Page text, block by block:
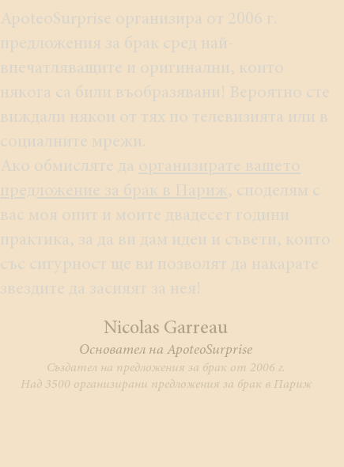
ApoteoSurprise организира от 2006 г.
предложения за брак сред най-
впечатляващите и оригинални, които
някога са били въобразявани! Вероятно сте
виждали някои от тях по телевизията или в
социалните мрежи.
Ако обмисляте да организирате вашето
предложение за брак в Париж, споделям с
вас моя опит и моите двадесет години
практика, за да ви дам идеи и съвети, които
със сигурност ще ви позволят да накарате
звездите да засияят за нея!
​Nicolas Garreau
Основател на ApoteoSurprise
Създател на предложения за брак от 2006 г.
Над 3500 организирани предложения за брак в Париж